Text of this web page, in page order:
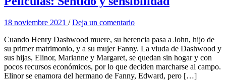
18 noviembre 2021 /Deja un comentario
Cuando Henry Dashwood muere, su herencia pasa a John, hijo de
su primer matrimonio, y a su mujer Fanny. La viuda de Dashwood y
sus hijas, Elinor, Marianne y Margaret, se quedan sin hogar y con
pocos recursos económicos, por lo que deciden marcharse al campo.
Elinor se enamora del hermano de Fanny, Edward, pero […]